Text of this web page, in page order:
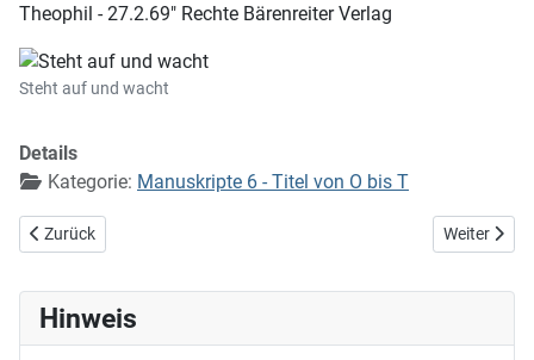
Theophil - 27.2.69" Rechte Bärenreiter Verlag
Steht auf und wacht
Details
Kategorie: Manuskripte 6 - Titel von O bis T
Vorheriger Beitrag: Stark ist meines Jesu Hand
Zurück Nächster
Weiter
Hinweis